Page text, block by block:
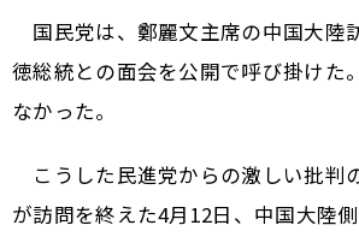
国民党は、鄭麗文主席の中国大陸
徳総統との面会を公開で呼び掛けた
なかった。
こうした民進党からの激しい批判
が訪問を終えた4月12日、中国大陸